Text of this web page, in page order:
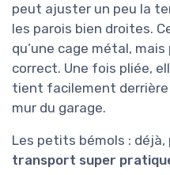
peut ajuster un peu la
les parois bien droites.
qu’une cage métal,
correct. Une fois pliée,
tient facilement derrière
mur du garage.
Les petits bémols : déjà,
transport super